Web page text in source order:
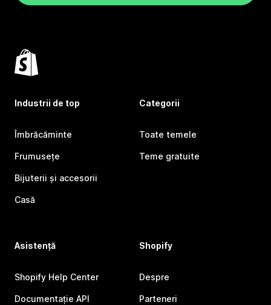
Industrii de top
Îmbrăcăminte
Frumusețe
Bijuterii și accesorii
Casă
Categorii
Toate temele
Teme gratuite
Asistență
Shopify Help Center
Documentație API
Shopify
Despre
Parteneri